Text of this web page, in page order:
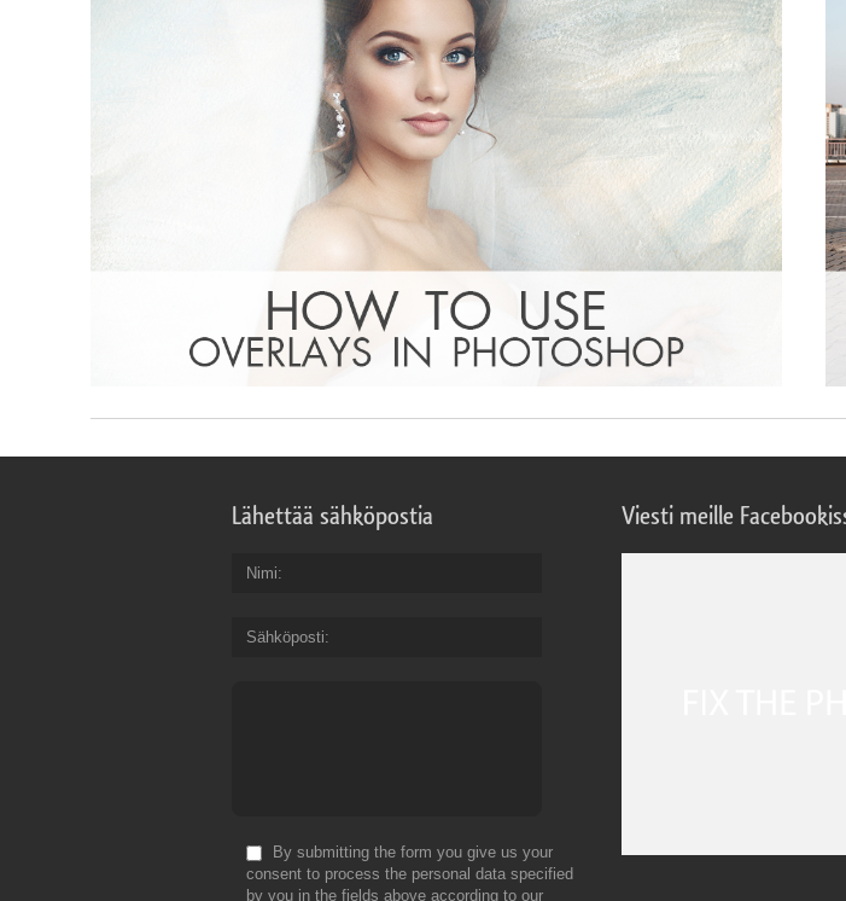
Lähettää sähköpostia
Nimi
Sähköposti
By submitting the form you give us your
consent to process the personal data specified
by you in the fields above according to our
Viesti meille